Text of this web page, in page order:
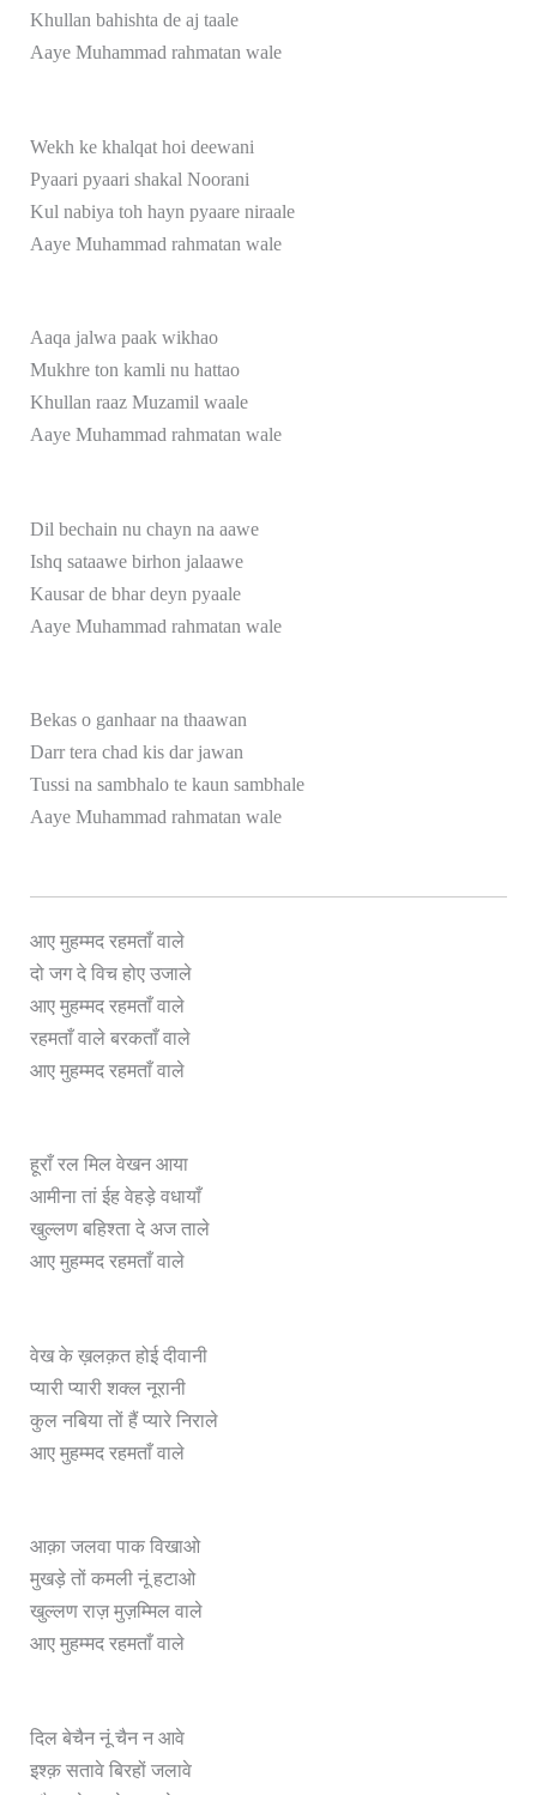
Khullan bahishta de aj taale
Aaye Muhammad rahmatan wale
Wekh ke khalqat hoi deewani
Pyaari pyaari shakal Noorani
Kul nabiya toh hayn pyaare niraale
Aaye Muhammad rahmatan wale
Aaqa jalwa paak wikhao
Mukhre ton kamli nu hattao
Khullan raaz Muzamil waale
Aaye Muhammad rahmatan wale
Dil bechain nu chayn na aawe
Ishq sataawe birhon jalaawe
Kausar de bhar deyn pyaale
Aaye Muhammad rahmatan wale
Bekas o ganhaar na thaawan
Darr tera chad kis dar jawan
Tussi na sambhalo te kaun sambhale
Aaye Muhammad rahmatan wale
आए मुहम्मद रहमताँ वाले
दो जग दे विच होए उजाले
आए मुहम्मद रहमताँ वाले
रहमताँ वाले बरकताँ वाले
आए मुहम्मद रहमताँ वाले
हूराँ रल मिल वेखन आया
आमीना तां ईह वेहड़े वधायाँ
खुल्लण बहिश्ता दे अज ताले
आए मुहम्मद रहमताँ वाले
वेख के ख़लक़त होई दीवानी
प्यारी प्यारी शक्ल नूरानी
कुल नबिया तों हैं प्यारे निराले
आए मुहम्मद रहमताँ वाले
आक़ा जलवा पाक विखाओ
मुखड़े तों कमली नूं हटाओ
खुल्लण राज़ मुज़म्मिल वाले
आए मुहम्मद रहमताँ वाले
दिल बेचैन नूं चैन न आवे
इश्क़ सतावे बिरहों जलावे